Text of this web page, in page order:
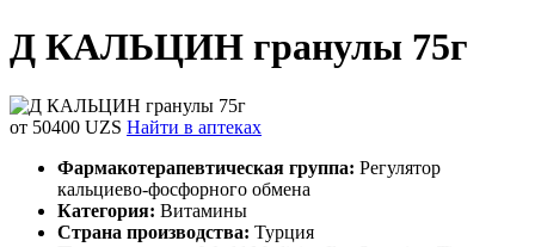
Д КАЛЬЦИН гранулы 75г
от 50400 UZS Найти в аптеках
Фармакотерапевтическая группа: Регулятор
кальциево-фосфорного обмена
Категория: Витамины
Страна производства: Турция